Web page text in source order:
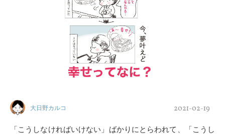
大日野カルコ 2021-02-19
「こうしなければいけない」ばかりにとらわれて、「こうし